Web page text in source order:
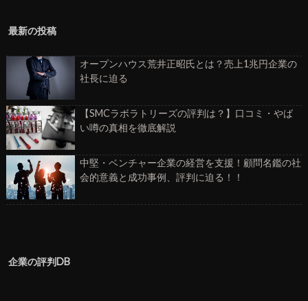
最新の投稿
オープンハウス荒井正昭氏とは？売上1兆円企業の
社長に迫る
【SMCラボラトリーズの評判は？】口コミ・やば
い噂の真相を徹底解説
中堅・ベンチャー企業の経営を支援！顧問名鑑の社
会的意義と成功事例、評判に迫る！！
企業の評判DB